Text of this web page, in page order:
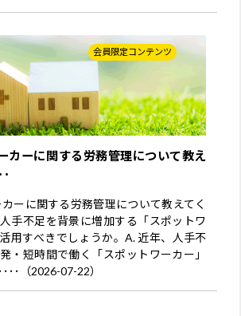
会員限定コンテンツ
カーに関する労務管理について教え
ーに関する労務管理について教えてく
手不足を背景に増加する「スポットワ
用すべきでしょうか。A. 近年、人手不
・短時間で働く「スポットワーカー」
･･（2026-07-22）